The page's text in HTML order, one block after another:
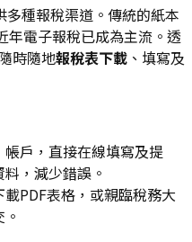
多種報稅渠道。傳統的紙本
年電子報稅已成為主流。透
時隨地報稅表下載 、填寫及
帳戶，直接在線填寫及提
，減少錯誤。
載PDF表格，或親臨稅務大